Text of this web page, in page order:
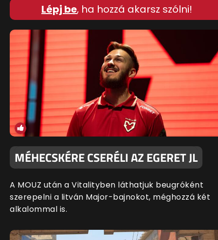
Lépj be, ha hozzá akarsz szólni!
MÉHECSKÉRE CSERÉLI AZ EGERET JL
A MOUZ után a Vitalityben láthatjuk beugróként
szerepelni a litván Major-bajnokot, méghozzá két
alkalommal is.